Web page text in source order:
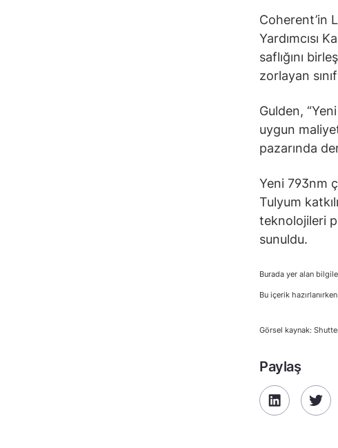
Coherent’in
Yardımcısı
saflığını
zorlayan
Gulden,
uygun
pazarında
Yeni 793nm
Tulyum
teknolojileri
sunuldu.
Burada yer alan
Bu içerik
Görsel kaynak:
Paylaş